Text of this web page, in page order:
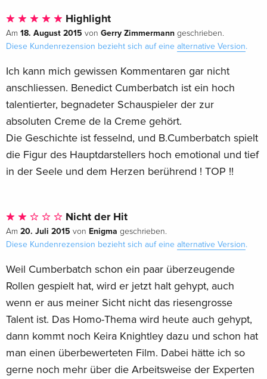
Highlight
Am 18. August 2015 von Gerry Zimmermann geschrieben.
Diese Kundenrezension bezieht sich auf eine alternative Version.
Ich kann mich gewissen Kommentaren gar nicht
anschliessen. Benedict Cumberbatch ist ein hoch
talentierter, begnadeter Schauspieler der zur
absoluten Creme de la Creme gehört.
Die Geschichte ist fesselnd, und B.Cumberbatch spielt
die Figur des Hauptdarstellers hoch emotional und tief
in der Seele und dem Herzen berührend ! TOP !!
Nicht der Hit
Am 20. Juli 2015 von Enigma geschrieben.
Diese Kundenrezension bezieht sich auf eine alternative Version.
Weil Cumberbatch schon ein paar überzeugende
Rollen gespielt hat, wird er jetzt halt gehypt, auch
wenn er aus meiner Sicht nicht das riesengrosse
Talent ist. Das Homo-Thema wird heute auch gehypt,
dann kommt noch Keira Knightley dazu und schon hat
man einen überbewerteten Film. Dabei hätte ich so
gerne noch mehr über die Arbeitsweise der Experten